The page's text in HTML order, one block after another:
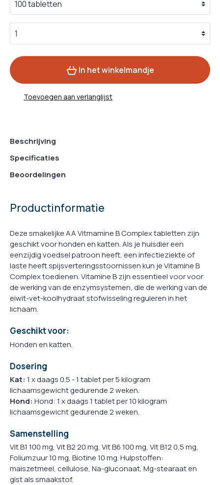
In het winkelmandje
Toevoegen aan verlanglijst
Beschrijving
Specificaties
Beoordelingen
Productinformatie
Deze smakelijke AA Vitmamine B Complex tabletten zijn
geschikt voor honden en katten. Als je huisdier een
eenzijdig voedsel patroon heeft, een infectieziekte of
laste heeft spijsverteringsstoornissen kun je Vitamine B
Complex toedienen. Vitamine B zijn essentieel voor voor
de werking van de enzymsystemen, die de werking van de
eiwit-vet-koolhydraat stofwisseling reguleren in het
lichaam.
Geschikt voor:
Honden en katten.
Dosering
Kat: 1 x daags 0.5 - 1 tablet per 5 kilogram
lichaamsgewicht gedurende 2 weken.
Hond: Hond: 1 x daags 1 tablet per 10 kilogram
lichaamsgewicht gedurende 2 weken.
Samenstelling
Vit B1 100 mg, Vit B2 20 mg, Vit B6 100 mg, Vit B12 0,5 mg,
Foliumzuur 10 mg, Biotine 10 mg. Hulpstoffen:
maiszetmeel, cellulose, Na-gluconaat, Mg-stearaat en
gist als smaakstof.